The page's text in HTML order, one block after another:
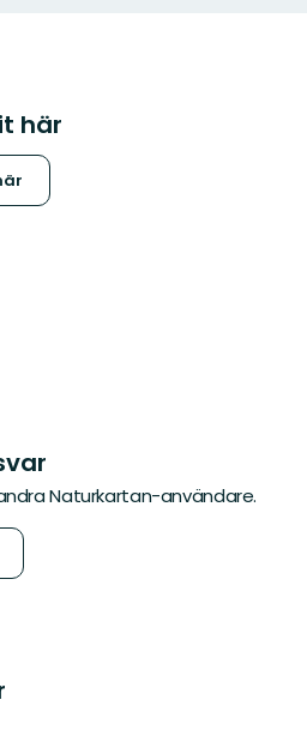
här
Naturkartan-användare.